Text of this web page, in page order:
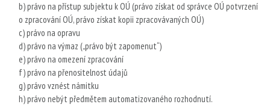
b) právo na přístup subjektu k OÚ (právo získat od správce OÚ potvrzení
o zpracování OÚ, právo získat kopii zpracovávaných OÚ)
c) právo na opravu
d) právo na výmaz („právo být zapomenut“)
e) právo na omezení zpracování
f) právo na přenositelnost údajů
g) právo vznést námitku
h) právo nebýt předmětem automatizovaného rozhodnutí.